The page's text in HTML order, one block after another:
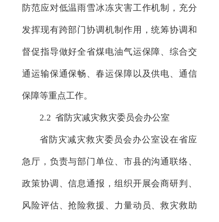
防范应对低温雨雪冰冻灾害工作机制，充分
发挥现有跨部门协调机制作用，统筹协调和
督促指导做好全省煤电油气运保障、综合交
通运输保通保畅、春运保障以及供电、通信
保障等重点工作。
2.2 省防灾减灾救灾委员会办公室
省防灾减灾救灾委员会办公室设在省应
急厅，负责与部门单位、市县的沟通联络、
政策协调、信息通报，组织开展会商研判、
风险评估、抢险救援、力量动员、救灾救助